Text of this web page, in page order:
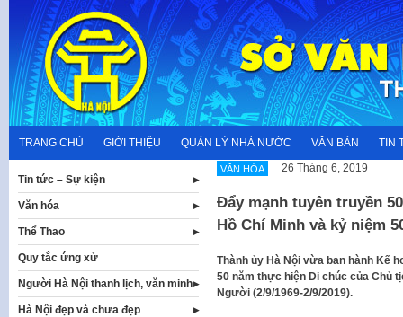
content
TRANG CHỦ GIỚI THIỆU QUẢN LÝ NHÀ NƯỚC VĂN BẢN TIN
VĂN HÓA 26 Tháng 6, 2019
Đẩy mạnh tuyên truyền
Hồ Chí Minh và kỷ niệm
Thành ủy Hà Nội vừa ban hành Kế
50 năm thực hiện Di chúc của Chủ
Người (2/9/1969-2/9/2019).
Tin tức – Sự kiện
Văn hóa
Thể Thao
Quy tắc ứng xử
Người Hà Nội thanh lịch, văn minh
Hà Nội đẹp và chưa đẹp